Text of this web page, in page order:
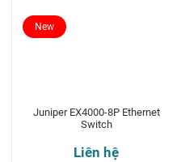
Juniper EX4000-8P Ethernet
Switch
Liên hệ
New